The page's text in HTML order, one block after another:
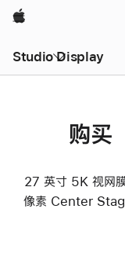
Apple
Studio Display
购买
27 英寸 5K 视网
像素 Center